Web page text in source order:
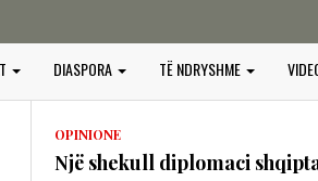
DIASPORA TË NDRYSHME
OPINIONE
Vendimet e Samitit të NATO
POSTED ON: 16/07/2026
OPINIONE
Një shekull diplomaci